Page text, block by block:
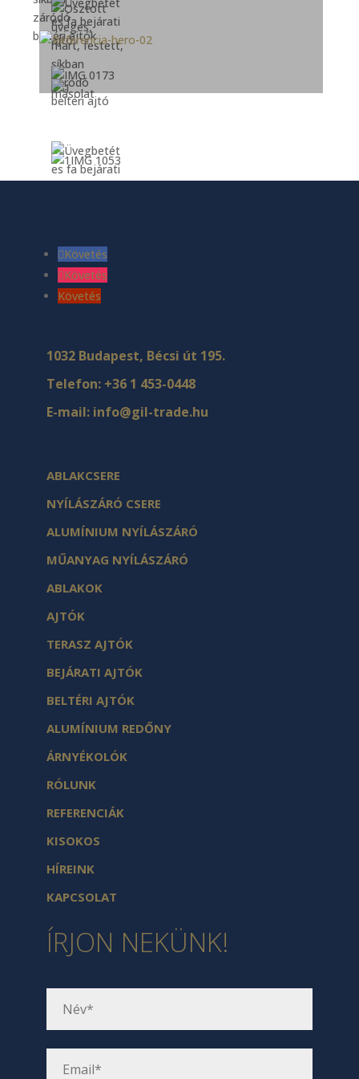
Követés
Követés
Követés
1032 Budapest, Bécsi út 195.
Telefon: +36 1 453-0448
E-mail: info@gil-trade.hu
ABLAKCSERE
NYÍLÁSZÁRÓ CSERE
ALUMÍNIUM NYÍLÁSZÁRÓ
MŰANYAG NYÍLÁSZÁRÓ
ABLAKOK
AJTÓK
TERASZ AJTÓK
BEJÁRATI AJTÓK
BELTÉRI AJTÓK
ALUMÍNIUM REDŐNY
ÁRNYÉKOLÓK
RÓLUNK
REFERENCIÁK
KISOKOS
HÍREINK
KAPCSOLAT
ÍRJON NEKÜNK!